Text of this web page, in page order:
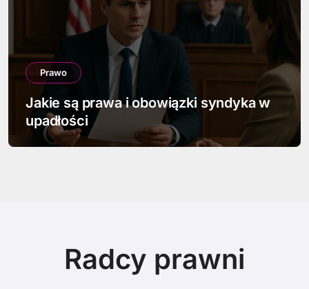
Prawo
Jak napisać pismo w sprawie
spadkowej
Radcy prawni